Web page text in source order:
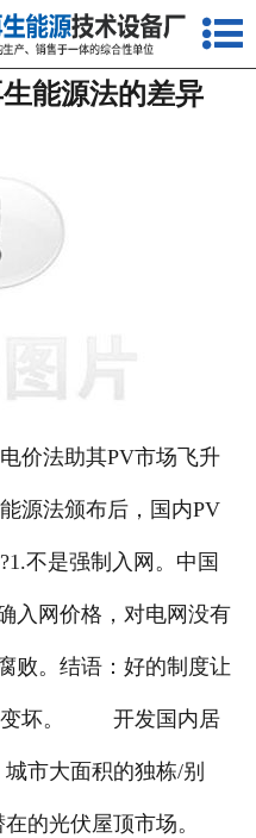
网站首页
关于我们
资质荣誉
联系我们
能源法的差异
价法助其PV市场飞升
源法颁布后，国内PV
不是强制入网。中国
入网价格，对电网没有
败。结语：好的制度让
变坏。 开发国内居
大面积的独栋/别
的光伏屋顶市场。